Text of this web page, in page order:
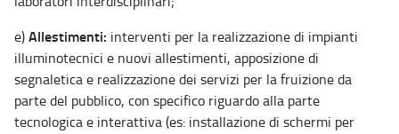
e)Allestimenti: interventi per la realizzazione di impianti
illuminotecnici e nuovi allestimenti, apposizione di
segnaletica e realizzazione dei servizi per la fruizione da
parte del pubblico, con specifico riguardo alla parte
tecnologica e interattiva (es: installazione di schermi per